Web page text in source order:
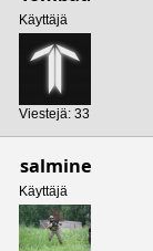
Käyttäjä
Viestejä: 33
salmine
Käyttäjä